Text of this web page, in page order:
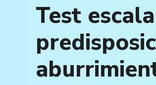
Test